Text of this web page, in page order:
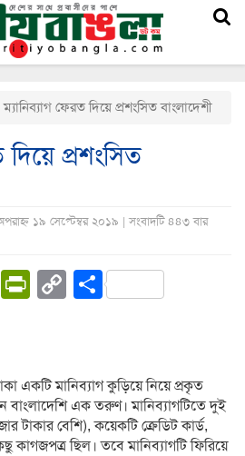
ম্যানিব্যাগ ফেরত দিয়ে প্রশংসিত বাংলাদেশী
দিয়ে প্রশংসিত
১৯ সেপ্টেম্বর ২০১৯ | সংবাদটি ৪৪৩ বার
EmailPrintFriendly
CopyShare
একটি মানিব্যাগ কুড়িয়ে নিয়ে প্রকৃত
বাংলাদেশি এক তরুণ। মানিব্যাগটিতে দুই
টাকার বেশি), কয়েকটি ক্রেডিট কার্ড,
কাগজপত্র ছিল। তবে মানিব্যাগটি ফিরিয়ে